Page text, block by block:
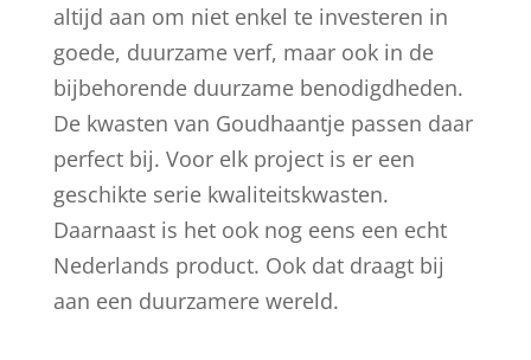
altijd aan om niet enkel te investeren in
goede, duurzame verf, maar ook in de
bijbehorende duurzame benodigdheden.
De kwasten van Goudhaantje passen daar
perfect bij. Voor elk project is er een
geschikte serie kwaliteitskwasten.
Daarnaast is het ook nog eens een echt
Nederlands product. Ook dat draagt bij
aan een duurzamere wereld.